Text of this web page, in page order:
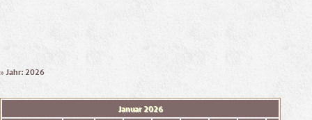
» Jahr: 2026
Januar 2026